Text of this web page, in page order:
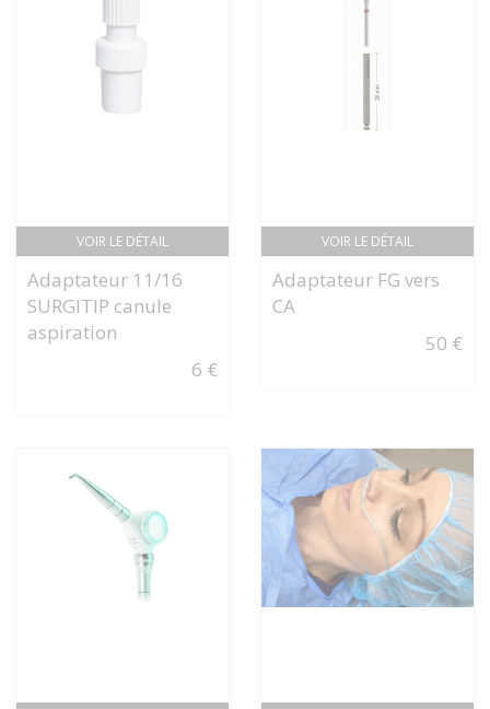
VOIR LE DÉTAIL
Adaptateur 11/16
SURGITIP canule
aspiration
6 €
VOIR LE DÉTAIL
Adaptateur FG vers
CA
50 €